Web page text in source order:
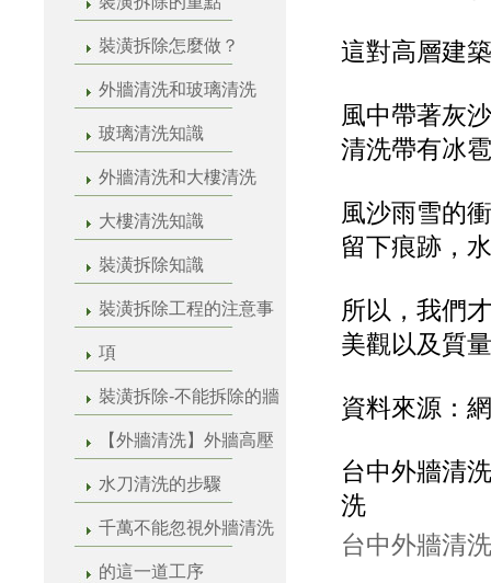
裝潢拆除怎麼做？
外牆清洗和玻璃清洗
玻璃清洗知識
外牆清洗和大樓清洗
大樓清洗知識
裝潢拆除知識
裝潢拆除工程的注意事
項
裝潢拆除-不能拆除的牆
【外牆清洗】外牆高壓
水刀清洗的步驟
千萬不能忽視外牆清洗
的這一道工序
這對高層建
風中帶著灰
清洗帶有冰
風沙雨雪的
留下痕跡，
所以，我們
美觀以及質
資料來源：
台中外牆清
洗
台中外牆清